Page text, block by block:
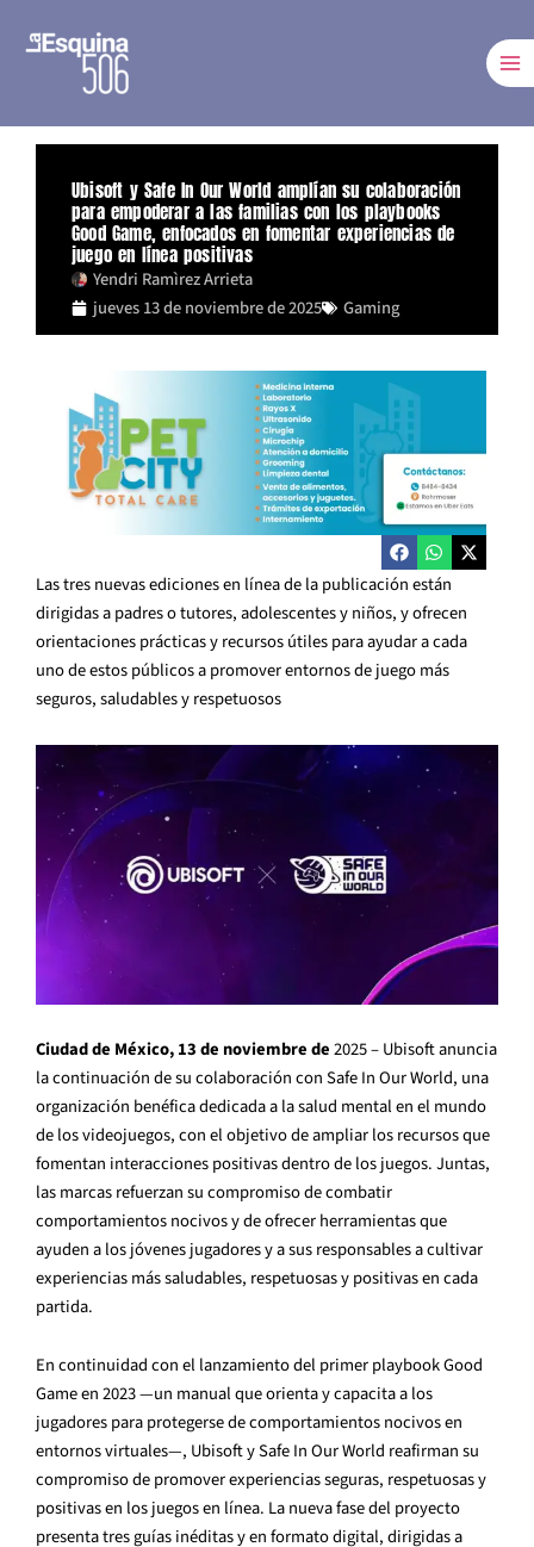
Ubisoft y Safe In Our World amplían su colaboración
para empoderar a las familias con los playbooks
Good Game, enfocados en fomentar experiencias de
juego en línea positivas
Yendri Ramìrez Arrieta
jueves 13 de noviembre de 2025
Gaming
Las tres nuevas ediciones en línea de la publicación están
dirigidas a padres o tutores, adolescentes y niños, y ofrecen
orientaciones prácticas y recursos útiles para ayudar a cada
uno de estos públicos a promover entornos de juego más
seguros, saludables y respetuosos
Ciudad de México, 13 de noviembre de2025 – Ubisoft anuncia
la continuación de su colaboración con Safe In Our World, una
organización benéfica dedicada a la salud mental en el mundo
de los videojuegos, con el objetivo de ampliar los recursos que
fomentan interacciones positivas dentro de los juegos. Juntas,
las marcas refuerzan su compromiso de combatir
comportamientos nocivos y de ofrecer herramientas que
ayuden a los jóvenes jugadores y a sus responsables a cultivar
experiencias más saludables, respetuosas y positivas en cada
partida.
En continuidad con el lanzamiento del primer playbook Good
Game en 2023 —un manual que orienta y capacita a los
jugadores para protegerse de comportamientos nocivos en
entornos virtuales—, Ubisoft y Safe In Our World reafirman su
compromiso de promover experiencias seguras, respetuosas y
positivas en los juegos en línea. La nueva fase del proyecto
presenta tres guías inéditas y en formato digital, dirigidas a